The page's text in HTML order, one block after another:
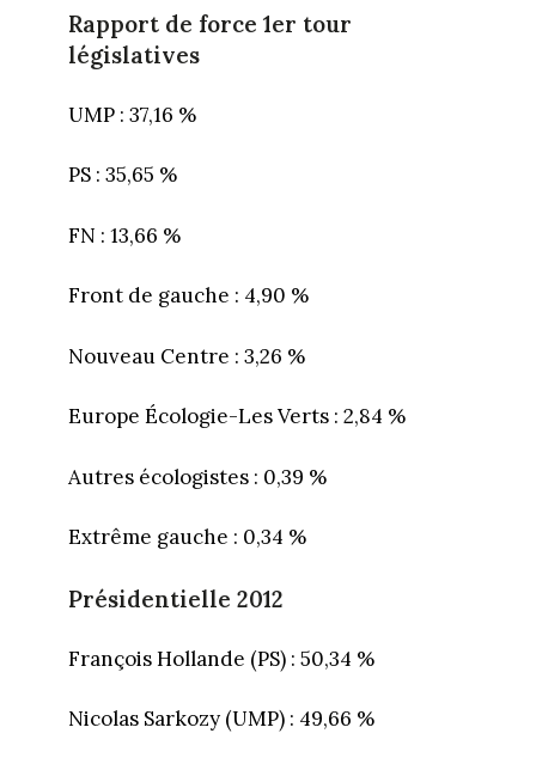
Rapport de force 1er tour
législatives
UMP : 37,16 %
PS : 35,65 %
FN : 13,66 %
Front de gauche : 4,90 %
Nouveau Centre : 3,26 %
Europe Écologie-Les Verts : 2,84 %
Autres écologistes : 0,39 %
Extrême gauche : 0,34 %
Présidentielle 2012
François Hollande (PS) : 50,34 %
Nicolas Sarkozy (UMP) : 49,66 %